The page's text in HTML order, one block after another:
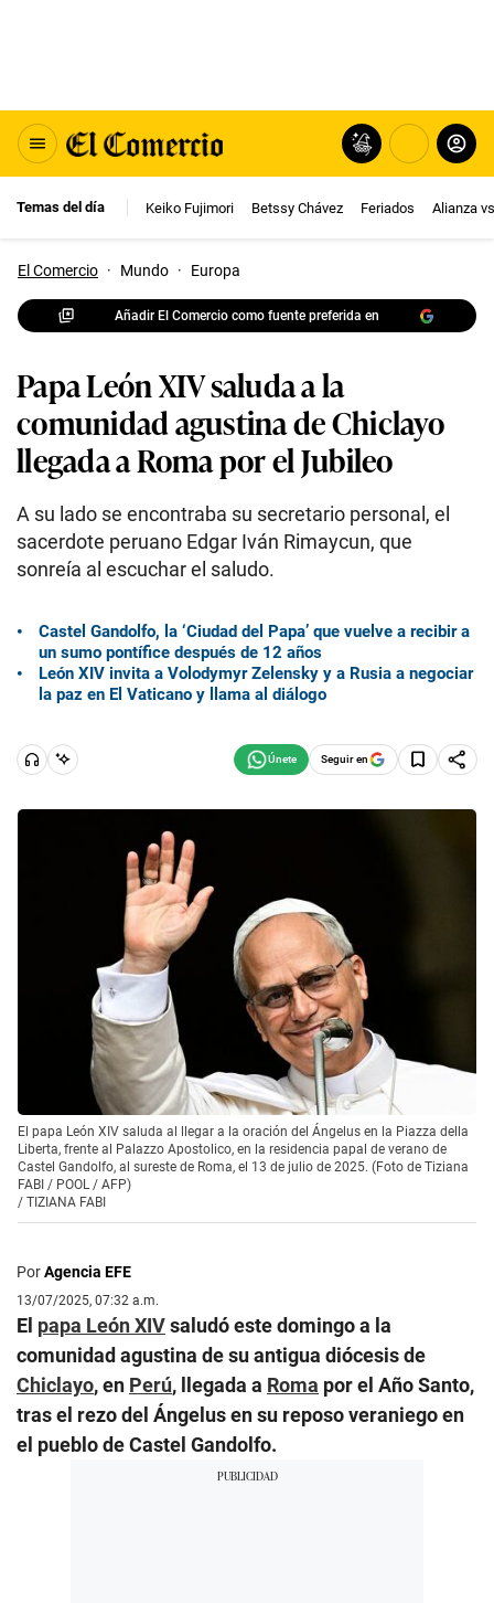
Temas del día Keiko Fujimori Betssy Chávez Feriados Alianza
El Comercio · Mundo · Europa
Añadir El Comercio como fuente preferida en
Papa León XIV saluda a la
comunidad agustina de Chiclayo
llegada a Roma por el Jubileo
A su lado se encontraba su secretario personal, el
sacerdote peruano Edgar Iván Rimaycun, que
sonreía al escuchar el saludo.
Castel Gandolfo, la ‘Ciudad del Papa’ que vuelve a recibir a
un sumo pontífice después de 12 años
León XIV invita a Volodymyr Zelensky y a Rusia a negociar
la paz en El Vaticano y llama al diálogo
Seguir en
El papa León XIV saluda al llegar a la oración del Ángelus en la Piazza della
Liberta, frente al Palazzo Apostolico, en la residencia papal de verano de
Castel Gandolfo, al sureste de Roma, el 13 de julio de 2025. (Foto de Tiziana
FABI / POOL / AFP)
/ TIZIANA FABI
PorAgencia EFE
13/07/2025, 07:32 a.m.
El papa León XIVsaludó este domingo a la
comunidad agustina de su antigua diócesis de
Chiclayo, en Perú, llegada a Roma por el Año Santo,
tras el rezo del Ángelus en su reposo veraniego en
el pueblo de Castel Gandolfo.